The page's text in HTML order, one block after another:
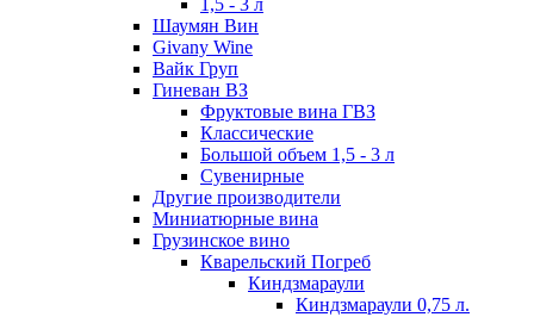
1,5 - 3 л
Шаумян Вин
Givany Wine
Вайк Груп
Гиневан ВЗ
Фруктовые вина ГВЗ
Классические
Большой объем 1,5 - 3 л
Сувенирные
Другие производители
Миниатюрные вина
Грузинское вино
Кварельский Погреб
Киндзмараули
Киндзмараули 0,75 л.